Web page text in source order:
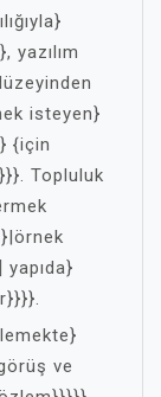
yazılım
isteyen}
{için
Topluluk
ve